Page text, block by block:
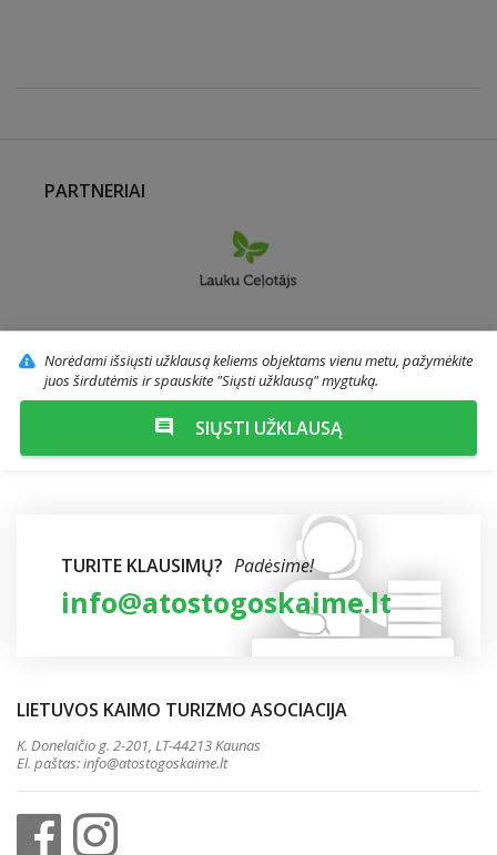
PARTNERIAI
Norėdami išsiųsti užklausą keliems objektams vienu metu, pažymėkite
juos širdutėmis ir spauskite "Siųsti užklausą" mygtuką.
SIŲSTI UŽKLAUSĄ
TURITE KLAUSIMŲ? Padėsime!
info@atostogoskaime.lt
LIETUVOS KAIMO TURIZMO ASOCIACIJA
K. Donelaičio g. 2-201, LT-44213 Kaunas
El. paštas:info@atostogoskaime.lt